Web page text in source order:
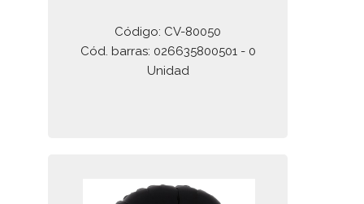
Código: CV-80050
Cód. barras: 026635800501 - 0
Unidad